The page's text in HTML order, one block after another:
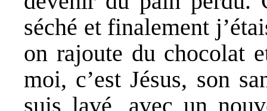
séché et finalement
on rajoute du chocolat
moi, c’est Jésus, son
suis lavé, avec un